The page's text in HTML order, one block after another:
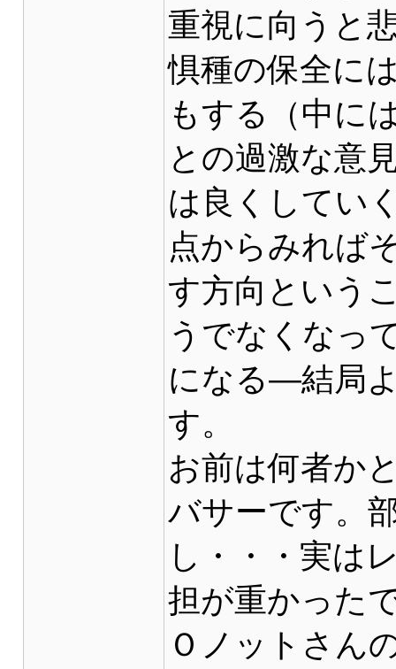
重視に向うと
惧種の保全に
もする（中に
との過激な意
は良くしてい
点からみれば
す方向という
うでなくなっ
になる―結局
す。
お前は何者か
バサーです。
し・・・実は
担が重かった
Ｏノットさん